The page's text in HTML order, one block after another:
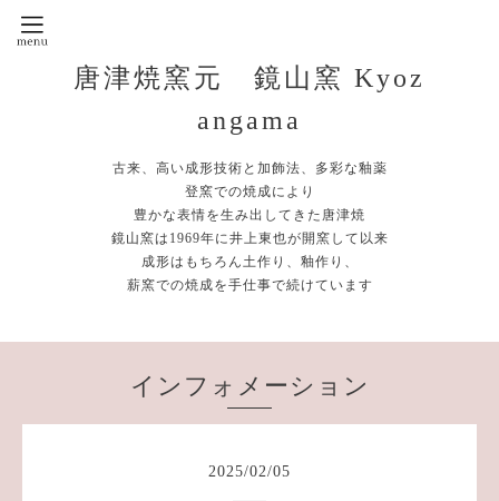
唐津焼窯元 鏡山窯 Kyoz
angama
古来、高い成形技術と加飾法、多彩な釉薬
登窯での焼成により
豊かな表情を生み出してきた唐津焼
鏡山窯は1969年に井上東也が開窯して以来
成形はもちろん土作り、釉作り、
薪窯での焼成を手仕事で続けています
インフォメーション
2025/02/05